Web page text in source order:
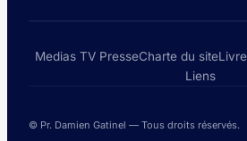
Medias TV PresseCharte du site
Liens
© Pr. Damien Gatinel — Tous droits réservés.